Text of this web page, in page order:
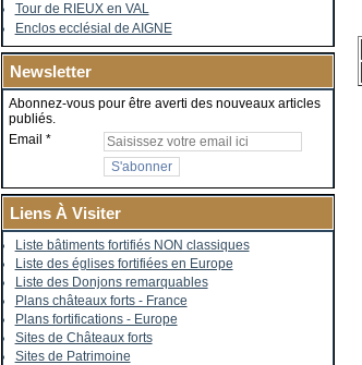
Tour de RIEUX en VAL
Enclos ecclésial de AIGNE
Newsletter
Abonnez-vous pour être averti des nouveaux articles
publiés.
Email
Liens À Visiter
Liste bâtiments fortifiés NON classiques
Liste des églises fortifiées en Europe
Liste des Donjons remarquables
Plans châteaux forts - France
Plans fortifications - Europe
Sites de Châteaux forts
Sites de Patrimoine